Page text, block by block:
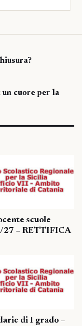
cuore per la
scuole
27 – RETTIFICA
di I grado –